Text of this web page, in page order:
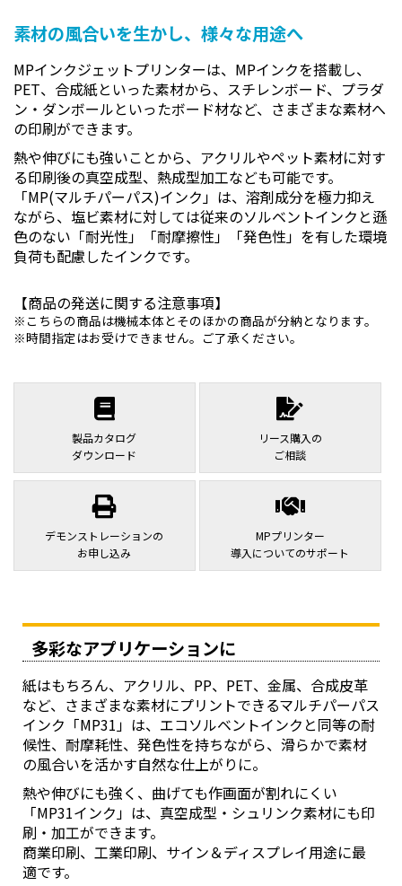
3. ワークフローを効率化する機能
マルチページPDFの割付けと印刷の自動化
ではなく、「レイアウト設定」もホットフォルダに設定が
可能
割付け位置や、割付け数などの「レイアウト設定」を作成
し登録する機能。外部アプリケーションで作成した形状デ
ータを取り込み、レイアウト設定が可能
厚盛印刷による簡易治具の作成
4. 効率的なマルチレイヤー印刷機能
素材の風合いを生かし、様々な用途へ
MPインクジェットプリンターは、MPインクを搭載し、
PET、合成紙といった素材から、スチレンボード、プラダ
ン・ダンボールといったボード材など、さまざまな素材へ
の印刷ができます。
熱や伸びにも強いことから、アクリルやペット素材に対す
る印刷後の真空成型、熱成型加工なども可能です。
「MP(マルチパーパス)インク」は、溶剤成分を極力抑え
ながら、塩ビ素材に対しては従来のソルベントインクと遜
色のない「耐光性」「耐摩擦性」「発色性」を有した環境
負荷も配慮したインクです。
【商品の発送に関する注意事項】
こちらの商品は機械本体とそのほかの商品が分納となります。
時間指定はお受けできません。ご了承ください。
製品カタログ
ダウンロード
リース購入の
ご相談
デモンストレーションの
お申し込み
MPプリンター
導入についてのサポート
多彩なアプリケーションに
紙はもちろん、アクリル、PP、PET、金属、合成皮革
など、さまざまな素材にプリントできるマルチパーパス
インク「MP31」は、エコソルベントインクと同等の耐
候性、耐摩耗性、発色性を持ちながら、滑らかで素材
の風合いを活かす自然な仕上がりに。
熱や伸びにも強く、曲げても作画面が割れにくい
「MP31インク」は、真空成型・シュリンク素材にも印
刷・加工ができます。
商業印刷、工業印刷、サイン＆ディスプレイ用途に最
適です。